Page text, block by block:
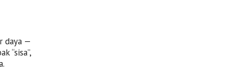
daya —
“sisa”,